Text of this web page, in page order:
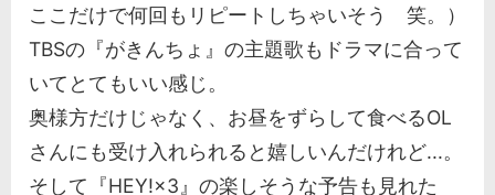
ここだけで何回もリピートしちゃいそう 笑。）
TBSの『がきんちょ』の主題歌もドラマに合って
いてとてもいい感じ。
奥様方だけじゃなく、お昼をずらして食べるOL
さんにも受け入れられると嬉しいんだけれど...。
そして『HEY!×3』の楽しそうな予告も見れた